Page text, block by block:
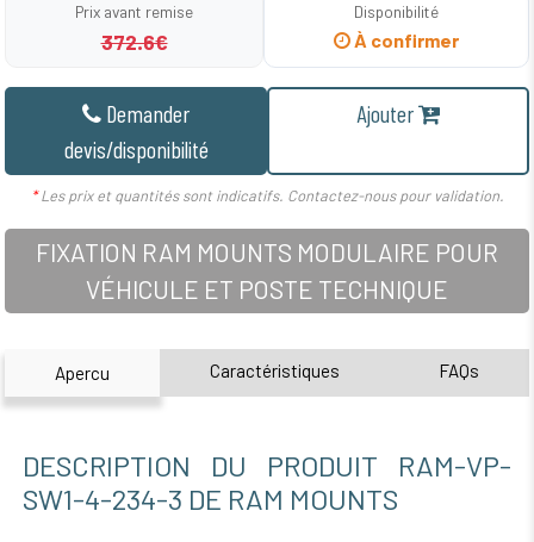
Prix avant remise
372.6€
Disponibilité
À confirmer
Demander
devis/disponibilité
Ajouter
*Les prix et quantités sont indicatifs. Contactez-nous pour validation.
FIXATION RAM MOUNTS MODULAIRE POUR
VÉHICULE ET POSTE TECHNIQUE
Apercu Caractéristiques FAQs
DESCRIPTION DU PRODUIT RAM-VP-
SW1-4-234-3 DE RAM MOUNTS